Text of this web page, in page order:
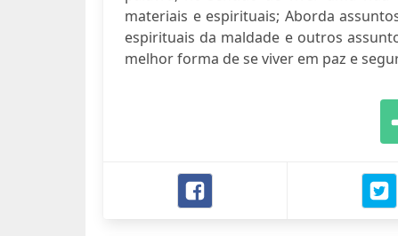
materiais e espirituais; Aborda
espirituais da maldade e outros
melhor forma de se viver em paz e